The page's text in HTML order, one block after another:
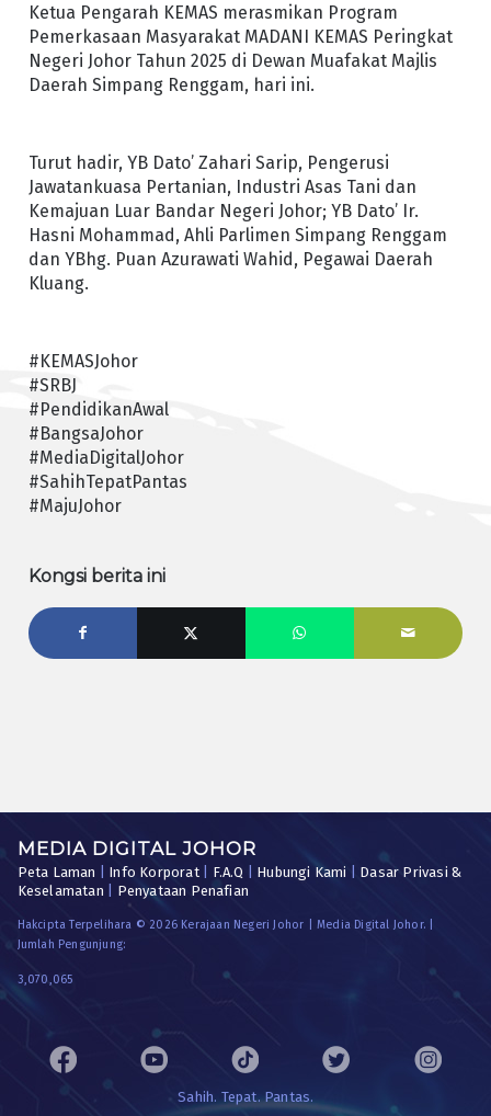
Ketua Pengarah KEMAS merasmikan Program
Pemerkasaan Masyarakat MADANI KEMAS Peringkat
Negeri Johor Tahun 2025 di Dewan Muafakat Majlis
Daerah Simpang Renggam, hari ini.
Turut hadir, YB Dato’ Zahari Sarip, Pengerusi
Jawatankuasa Pertanian, Industri Asas Tani dan
Kemajuan Luar Bandar Negeri Johor; YB Dato’ Ir.
Hasni Mohammad, Ahli Parlimen Simpang Renggam
dan YBhg. Puan Azurawati Wahid, Pegawai Daerah
Kluang.
#KEMASJohor
#SRBJ
#PendidikanAwal
#BangsaJohor
#MediaDigitalJohor
#SahihTepatPantas
#MajuJohor
Kongsi berita ini
MEDIA DIGITAL JOHOR
Peta Laman Info Korporat| F.A.Q Hubungi Kami
Dasar Privasi &
Keselamatan
Penyataan Penafian
Hakcipta Terpelihara © 2026 Kerajaan Negeri Johor | Media Digital Johor. |
Jumlah Pengunjung:
3,070,065
Sahih. Tepat. Pantas.